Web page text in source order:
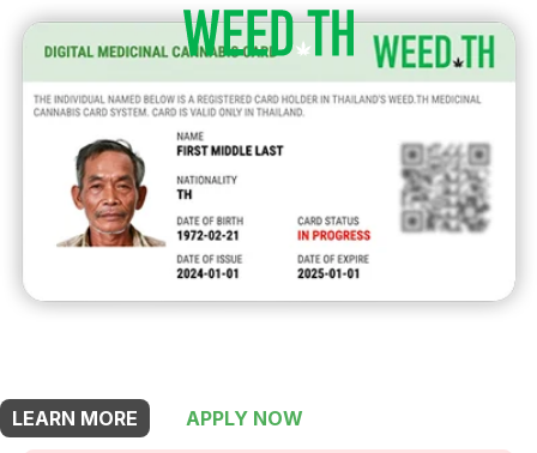
LEARN MORE
APPLY NOW